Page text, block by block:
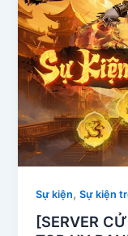
Sự kiện,Sự kiện
[SERVER